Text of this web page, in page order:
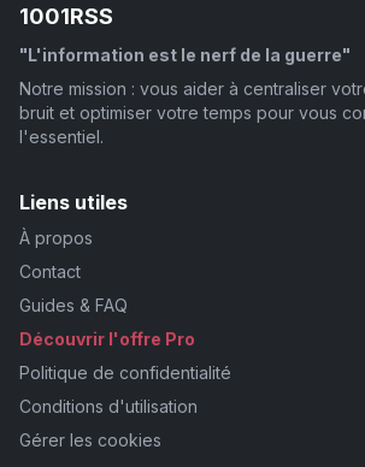
1001RSS
"L'information est le nerf de la guerre"
Notre mission : vous aider à centraliser
bruit et optimiser votre temps pour vous
l'essentiel.
Liens utiles
À propos
Contact
Guides & FAQ
Découvrir l'offre Pro
Politique de confidentialité
Conditions d'utilisation
Gérer les cookies